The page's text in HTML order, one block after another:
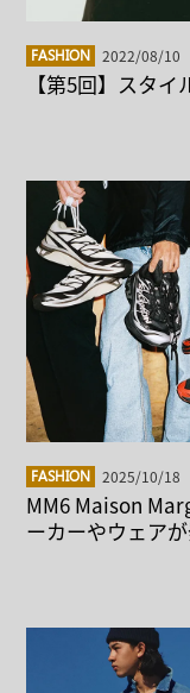
FASHION 2022/08/10
【第5回】スタ
FASHION 2025/10/18
MM6 Maison
ーカーやウェア